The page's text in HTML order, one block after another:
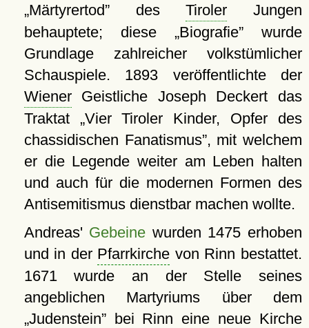
Märtyrertod desTiroler Jungen
behauptete; diese
Biografie wurde
Grundlage zahlreicher volkstümlicher
Schauspiele. 1893 veröffentlichte der
WienerGeistliche Joseph Deckert das
Traktat
Vier Tiroler Kinder, Opfer des
chassidischen Fanatismus , mit welchem
er die Legende weiter am Leben halten
und auch für die modernen Formen des
Antisemitismus dienstbar machen wollte.
Andreas' Gebeine wurden 1475 erhoben
und in der Pfarrkirche von Rinn bestattet.
1671 wurde an der Stelle seines
angeblichen Martyriums über dem
Judenstein bei Rinn eine neue Kirche